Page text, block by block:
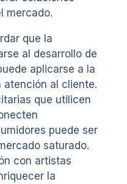
mercado.
que la
al desarrollo de
aplicarse a la
al cliente.
que utilicen
puede ser
saturado.
con artistas
la